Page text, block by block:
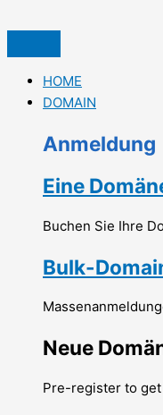
atla
HOME
DOMAIN
Anmeldung
Eine
Buchen Sie Ihre
Bulk-
Neue
Pre-register to